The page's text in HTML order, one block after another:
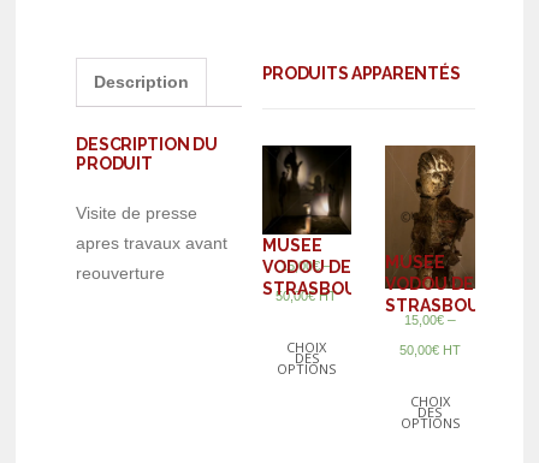
Description
DESCRIPTION DU
PRODUIT
Visite de presse
apres travaux avant
reouverture
PRODUITS APPARENTÉS
MUSEE
VODOU DE
STRASBOURG
15,00€–
50,00€ HT
CHOIX
DES
OPTIONS
MUSEE
VODOU DE
STRASBOURG
15,00€–
50,00€ HT
CHOIX
DES
OPTIONS